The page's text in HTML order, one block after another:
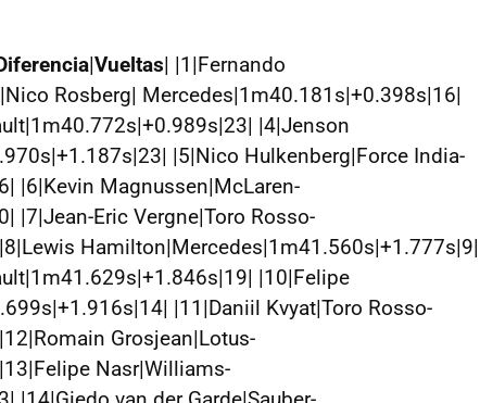
|Vueltas| |1|Fernando
Rosberg| Mercedes|1m40.181s|+0.398s|16|
|4|Jenson
|5|Nico Hulkenberg|Force India-
|6|Kevin Magnussen|McLaren-
|7|Jean-Eric Vergne|Toro Rosso-
Hamilton|Mercedes|1m41.560s|+1.777s|9|
|10|Felipe
|11|Daniil Kvyat|Toro Rosso-
Grosjean|Lotus-
Nasr|Williams-